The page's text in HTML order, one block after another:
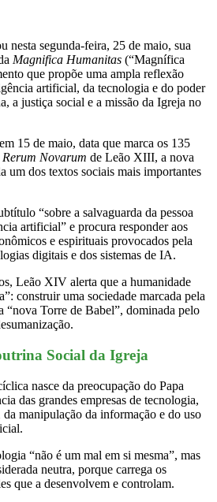
nesta segunda-feira, 25 de maio, sua
Magnifica Humanitas (“Magnífica
que propõe uma ampla reflexão
artificial, da tecnologia e do poder
a justiça social e a missão da Igreja no
15 de maio, data que marca os 135
Rerum Novarum de Leão XIII, a nova
um dos textos sociais mais importantes
“sobre a salvaguarda da pessoa
artificial” e procura responder aos
e espirituais provocados pela
digitais e dos sistemas de IA.
Leão XIV alerta que a humanidade
construir uma sociedade marcada pela
“nova Torre de Babel”, dominada pelo
Social da Igreja
nasce da preocupação do Papa
das grandes empresas de tecnologia,
manipulação da informação e do uso
“não é um mal em si mesma”, mas
neutra, porque carrega os
que a desenvolvem e controlam.